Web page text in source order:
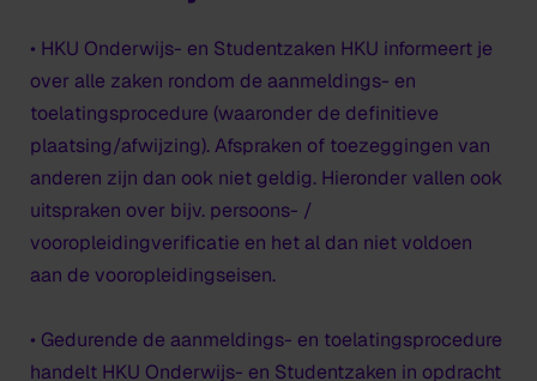
• HKU Onderwijs- en Studentzaken HKU informeert je
over alle zaken rondom de aanmeldings- en
toelatingsprocedure (waaronder de definitieve
plaatsing/afwijzing). Afspraken of toezeggingen van
anderen zijn dan ook niet geldig. Hieronder vallen ook
uitspraken over bijv. persoons- /
vooropleidingverificatie en het al dan niet voldoen
aan de vooropleidingseisen.
• Gedurende de aanmeldings- en toelatingsprocedure
handelt HKU Onderwijs- en Studentzaken in opdracht